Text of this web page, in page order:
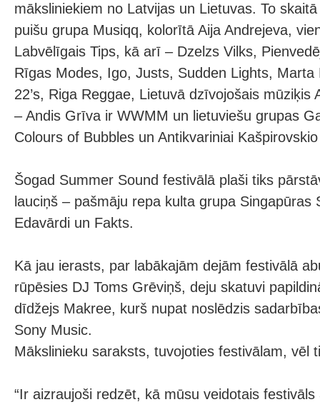
māksliniekiem no Latvijas un Lietuvas. To
puišu grupa Musiqq, kolorītā Aija Andrejeva,
Labvēlīgais Tips, kā arī – Dzelzs Vilks,
Rīgas Modes, Igo, Justs, Sudden Lights, Marta
22’s, Riga Reggae, Lietuvā dzīvojošais mūziķis
– Andis Grīva ir WWMM un lietuviešu grupas
Colours of Bubbles un Antikvariniai
Šogad Summer Sound festivālā plaši tiks
lauciņš – pašmāju repa kulta grupa Singapūras
Edavārdi un Fakts.
Kā jau ierasts, par labākajām dejām festivālā
rūpēsies DJ Toms Grēviņš, deju skatuvi
dīdžejs Makree, kurš nupat noslēdzis
Sony Music.
Mākslinieku saraksts, tuvojoties festivālam, vēl
“Ir aizraujoši redzēt, kā mūsu veidotais